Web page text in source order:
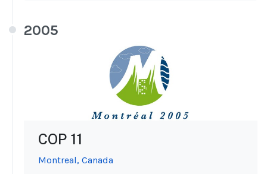
2005
COP 11
Montreal, Canada